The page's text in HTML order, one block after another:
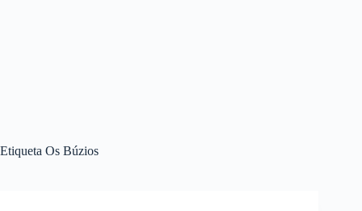
Etiqueta Os Búzios